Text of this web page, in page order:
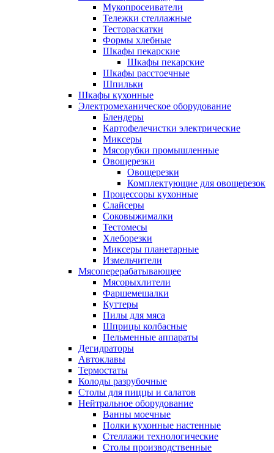
Мукопросеиватели
Тележки стеллажные
Тестораскатки
Формы хлебные
Шкафы пекарские
Шкафы пекарские
Шкафы расстоечные
Шпильки
Шкафы кухонные
Электромеханическое оборудование
Блендеры
Картофелечистки электрические
Миксеры
Мясорубки промышленные
Овощерезки
Овощерезки
Комплектующие для овощерезок
Процессоры кухонные
Слайсеры
Соковыжималки
Тестомесы
Хлеборезки
Миксеры планетарные
Измельчители
Мясоперерабатывающее
Мясорыхлители
Фаршемешалки
Куттеры
Пилы для мяса
Шприцы колбасные
Пельменные аппараты
Дегидраторы
Автоклавы
Термостаты
Колоды разрубочные
Столы для пиццы и салатов
Нейтральное оборудование
Ванны моечные
Полки кухонные настенные
Стеллажи технологические
Столы производственные